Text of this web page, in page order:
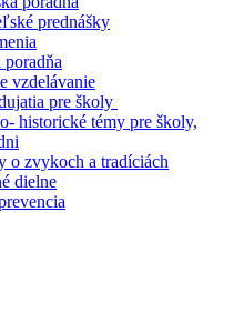
prednášky
poradňa
vzdelávanie
pre školy
historické témy pre školy,
o zvykoch a tradíciách
dielne